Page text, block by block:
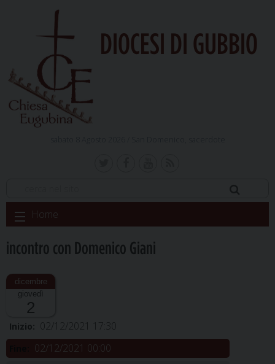
DIOCESI DI GUBBIO
Skip
to
Home
incontro con Domenico Giani
giovedì
2
Inizio: 02/12/2021 17:30
02/12/2021 00:00